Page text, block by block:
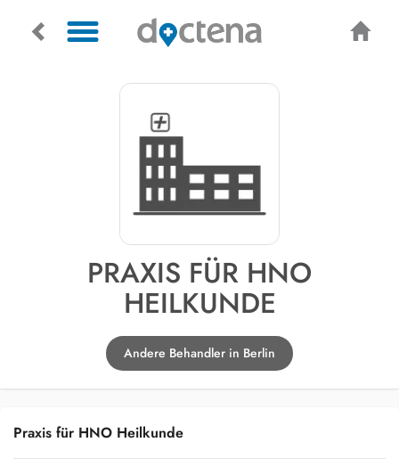
PRAXIS FÜR HNO
HEILKUNDE
Andere Behandler in Berlin
Praxis für HNO Heilkunde